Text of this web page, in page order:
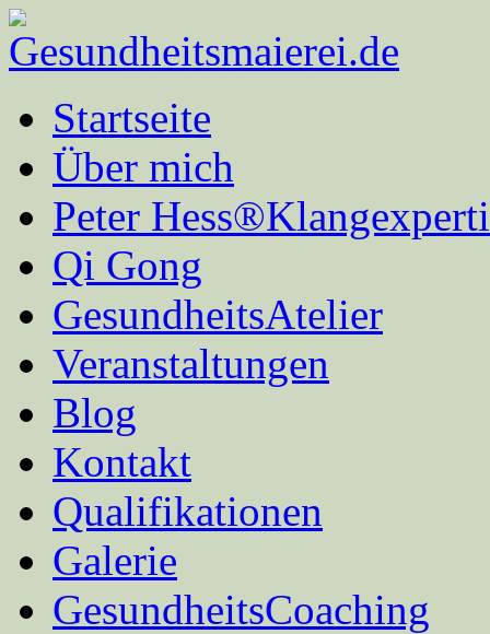
Startseite
Über mich
Peter
Qi Gong
GesundheitsAtelier
Veranstaltungen
Blog
Kontakt
Qualifikationen
Galerie
GesundheitsCoaching